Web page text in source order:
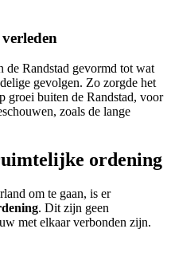
de Randstad gevormd tot wat
gevolgen. Zo zorgde het
groei buiten de Randstad, voor
zoals de lange
ordening
om te gaan, is er
. Dit zijn geen
met elkaar verbonden zijn.